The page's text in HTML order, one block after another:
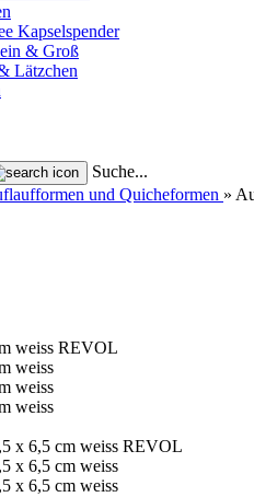
Kapselspender
& Groß
Lätzchen
Suche...
und Quicheformen »